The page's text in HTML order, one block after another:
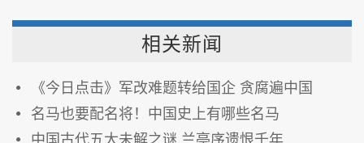
相关新闻
《今日点击》军改难题转给国企 贪腐遍中国
名马也要配名将！中国史上有哪些名马
中国古代五大未解之谜 兰亭序遗恨千年